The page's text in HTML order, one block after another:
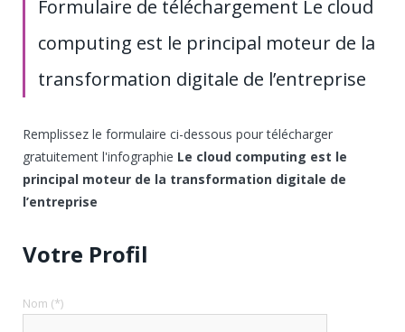
Formulaire de téléchargement Le cloud
computing est le principal moteur de la
transformation digitale de l’entreprise
Remplissez le formulaire ci-dessous pour télécharger
gratuitement l'infographie Le cloud computing est le
principal moteur de la transformation digitale de
l’entreprise
Votre Profil
Nom (*)